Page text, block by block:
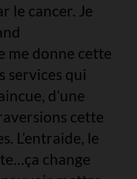
le cancer. Je
me donne cette
services qui
d’une
cette
L’entraide, le
change